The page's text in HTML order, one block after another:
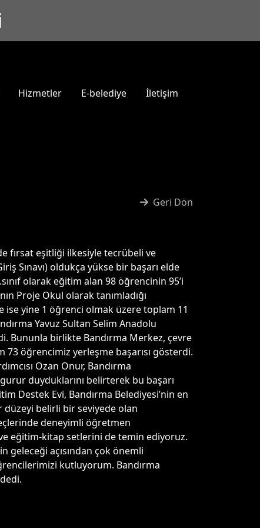
Hizmetler E-belediye İletişim
Geri Dön
fırsat eşitliği ilkesiyle tecrübeli ve
Sınavı) oldukça yükse bir başarı elde
olarak eğitim alan 98 öğrencinin 95’i
Proje Okul olarak tanımladığı
ise yine 1 öğrenci olmak üzere toplam 11
Yavuz Sultan Selim Anadolu
Bununla birlikte Bandırma Merkez, çevre
öğrencimiz yerleşme başarısı gösterdi.
Ozan Onur, Bandırma
duyduklarını belirterek bu başarı
Destek Evi, Bandırma Belediyesi’nin en
düzeyi belirli bir seviyede olan
deneyimli öğretmen
eğitim-kitap setlerini de temin ediyoruz.
geleceği açısından çok önemli
kutluyorum. Bandırma